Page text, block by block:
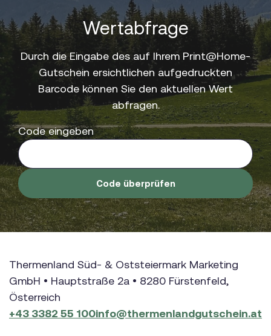
Wertabfrage
Durch die Eingabe des auf Ihrem Print@Home-
Gutschein ersichtlichen aufgedruckten
Barcode können Sie den aktuellen Wert
abfragen.
Code eingeben
Code überprüfen
Thermenland Süd- & Oststeiermark Marketing
GmbH • Hauptstraße 2a • 8280 Fürstenfeld,
Österreich
+43 3382 55 100info@thermenlandgutschein.at